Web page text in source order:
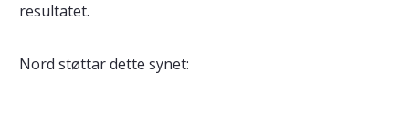
resultatet.
Nord støttar dette synet: